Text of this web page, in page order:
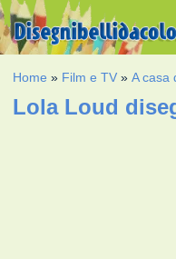
Home » Film e TV »A casa
Lola Loud